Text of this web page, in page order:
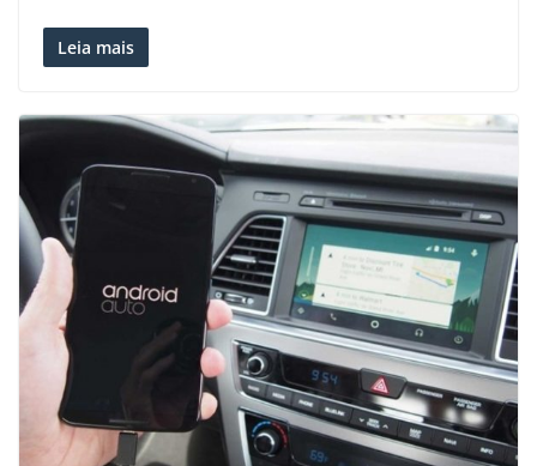
Leia mais